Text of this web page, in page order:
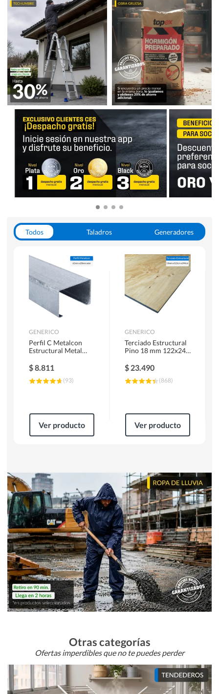
Todos Taladros
Generadores
Herramientas Manuales
Sierras Circulares
GENERICO
Perfil C Metalcon
Estructural Metal
$8.811
(93)
Ver producto
GENERICO
Terciado Estructural
Pino 18 mm 122x244
$ 23.490
(868)
Ver producto
Otras categorías
Ofertas imperdibles que no te puedes perder